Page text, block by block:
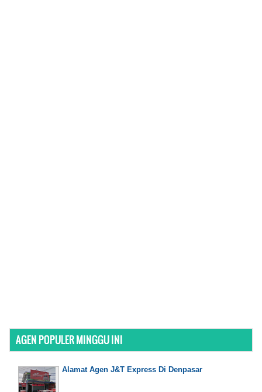
AGEN POPULER MINGGU INI
Alamat Agen J&T Express Di Denpasar